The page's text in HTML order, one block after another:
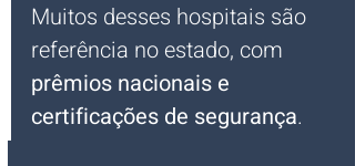
Muitos desses hospitais são
referência no estado, com
prêmios nacionais e
certificações de segurança.